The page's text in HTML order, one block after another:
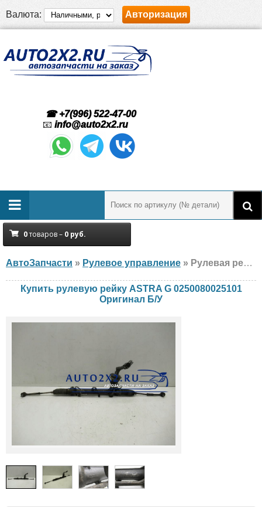
Валюта: Авторизация
☎ +7(996) 522-47-00
📧 info@auto2x2.ru
0товаров – 0 руб.
АвтоЗапчасти » Рулевое управление » Рулевая рейка Оригинал ASTRA G 0250080025101 Opel, Б/У
Купить рулевую рейку ASTRA G 0250080025101
Оригинал Б/У